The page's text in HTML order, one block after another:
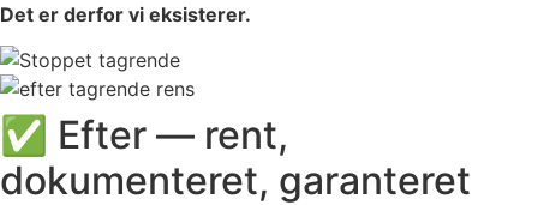
Det er derfor vi eksisterer.
✅ Efter — rent,
dokumenteret, garanteret